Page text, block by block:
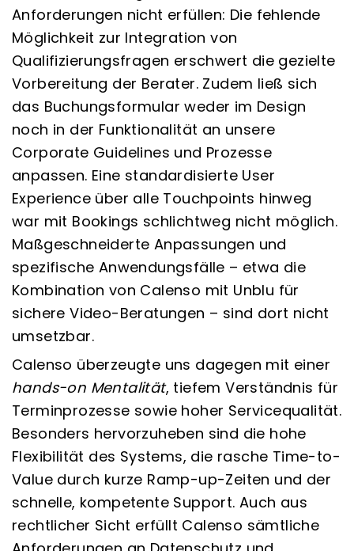
Anforderungen nicht erfüllen: Die fehlende
Möglichkeit zur Integration von
Qualifizierungsfragen erschwert die gezielte
Vorbereitung der Berater. Zudem ließ sich
das Buchungsformular weder im Design
noch in der Funktionalität an unsere
Corporate Guidelines und Prozesse
anpassen. Eine standardisierte User
Experience über alle Touchpoints hinweg
war mit Bookings schlichtweg nicht möglich.
Maßgeschneiderte Anpassungen und
spezifische Anwendungsfälle – etwa die
Kombination von Calenso mit Unblu für
sichere Video-Beratungen – sind dort nicht
umsetzbar.
Calenso überzeugte uns dagegen mit einer
hands-on Mentalität, tiefem Verständnis für
Terminprozesse sowie hoher Servicequalität.
Besonders hervorzuheben sind die hohe
Flexibilität des Systems, die rasche Time-to-
Value durch kurze Ramp-up-Zeiten und der
schnelle, kompetente Support. Auch aus
rechtlicher Sicht erfüllt Calenso sämtliche